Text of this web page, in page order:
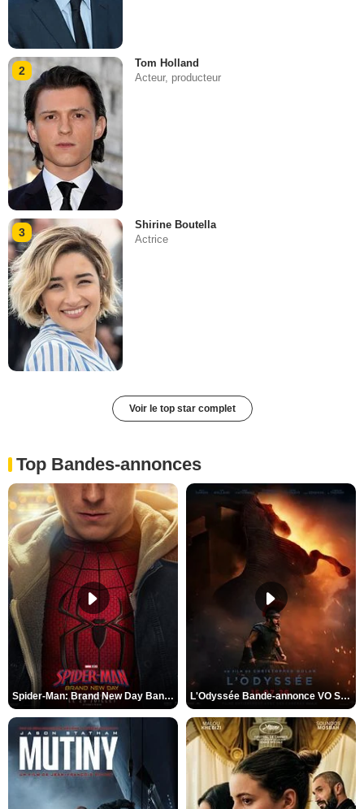
2
Tom Holland
Acteur, producteur
3
Shirine Boutella
Actrice
Voir le top star complet
Top Bandes-annonces
Spider-Man: Brand New Day Bande-annonce VO STFR L'Odyssée Bande-annonce VO STFR